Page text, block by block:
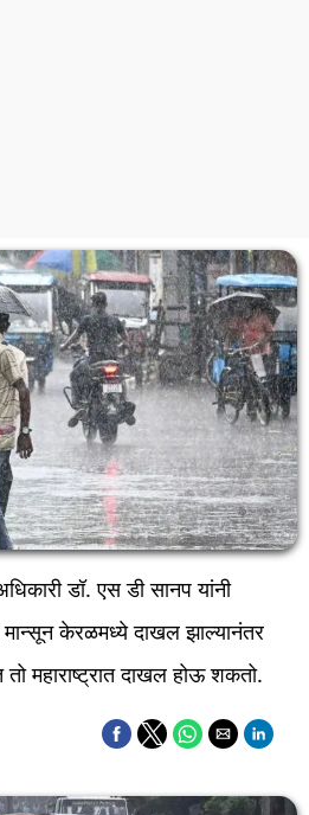
डॉ. एस डी सानप यांनी
मान्सून केरळमध्ये दाखल झाल्यानंतर
तो महाराष्ट्रात दाखल होऊ शकतो.